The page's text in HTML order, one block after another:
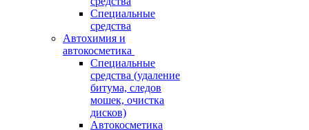
Специальные
средства
Автохимия и
автокосметика
Специальные
средства (удаление
битума, следов
мошек, очистка
дисков)
Автокосметика